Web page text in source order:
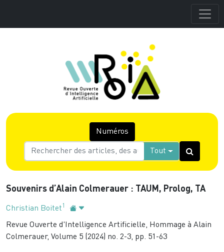
Numéros
Tout
Souvenirs d’Alain Colmerauer : TAUM, Prolog, TA
Christian Boitet 1
Revue Ouverte d'Intelligence Artificielle, Hommage à Alain
Colmerauer, Volume 5 (2024) no. 2-3, pp. 51-63